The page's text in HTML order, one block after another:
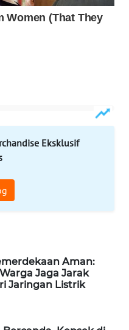
Eksklusif
Aman:
Jaga Jarak
Jaringan Listrik